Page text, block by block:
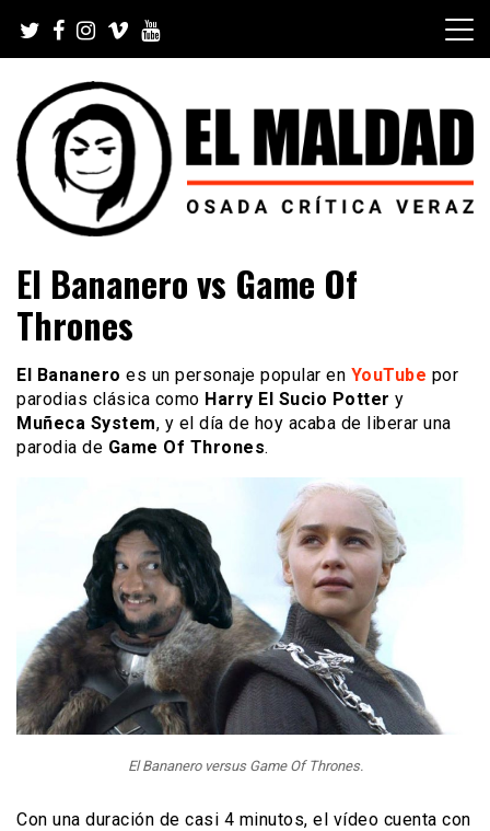
content
El Maldad
Viral y Youtube
El Bananero vs Game Of
Thrones
El Bananero es un personaje popular en YouTube por
parodias clásica como Harry El Sucio Potter y
Muñeca System, y el día de hoy acaba de liberar una
parodia de Game Of Thrones.
El Bananero versus Game Of Thrones.
Con una duración de casi 4 minutos, el vídeo cuenta con